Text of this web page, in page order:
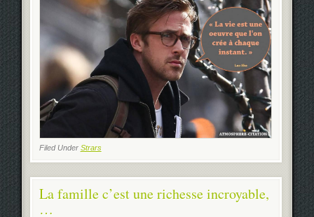
Filed Under Strars
La famille c’est une richesse incroyable,
…